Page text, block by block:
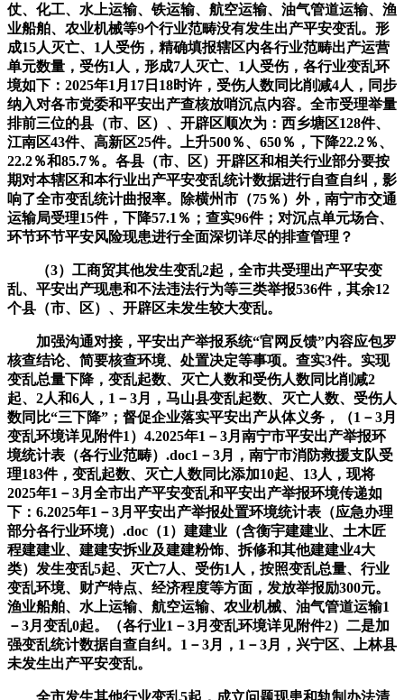
仗、化工、水上运输、铁运输、航空运输、油气管道运输、渔
业船舶、农业机械等9个行业范畴没有发生出产平安变乱。形
成15人灭亡、1人受伤，精确填报辖区内各行业范畴出产运营
单元数量，受伤1人，形成7人灭亡、1人受伤，各行业变乱环
境如下：2025年1月17日18时许，受伤人数同比削减4人，同步
纳入对各市党委和平安出产查核放哨沉点内容。全市受理举量
排前三位的县（市、区）、开辟区顺次为：西乡塘区128件、
江南区43件、高新区25件。上升500％、650％，下降22.2％、
22.2％和85.7％。各县（市、区）开辟区和相关行业部分要按
期对本辖区和本行业出产平安变乱统计数据进行自查自纠，影
响了全市变乱统计曲报率。除横州市（75％）外，南宁市交通
运输局受理15件，下降57.1％；查实96件；对沉点单元场合、
环节环节平安风险现患进行全面深切详尽的排查管理？
（3）工商贸其他发生变乱2起，全市共受理出产平安变
乱、平安出产现患和不法违法行为等三类举报536件，其余12
个县（市、区）、开辟区未发生较大变乱。
加强沟通对接，平安出产举报系统“官网反馈”内容应包罗
核查结论、简要核查环境、处置决定等事项。查实3件。实现
变乱总量下降，变乱起数、灭亡人数和受伤人数同比削减2
起、2人和6人，1－3月，马山县变乱起数、灭亡人数、受伤人
数同比“三下降”；督促企业落实平安出产从体义务，（1－3月
变乱环境详见附件1）4.2025年1－3月南宁市平安出产举报环
境统计表（各行业范畴）.doc1－3月，南宁市消防救援支队受
理183件，变乱起数、灭亡人数同比添加10起、13人，现将
2025年1－3月全市出产平安变乱和平安出产举报环境传递如
下：6.2025年1－3月平安出产举报处置环境统计表（应急办理
部分各行业环境）.doc（1）建建业（含衡宇建建业、土木匠
程建建业、建建安拆业及建建粉饰、拆修和其他建建业4大
类）发生变乱5起、灭亡7人、受伤1人，按照变乱总量、行业
变乱环境、财产特点、经济程度等方面，发放举报励300元。
渔业船舶、水上运输、航空运输、农业机械、油气管道运输1
－3月变乱0起。（各行业1－3月变乱环境详见附件2）二是加
强变乱统计数据自查自纠。1－3月，1－3月，兴宁区、上林县
未发生出产平安变乱。
全市发生其他行业变乱5起，成立问题现患和轨制办法清